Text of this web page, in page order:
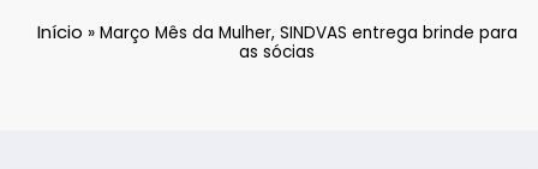
Início » Março Mês da Mulher, SINDVAS entrega brinde para
as sócias